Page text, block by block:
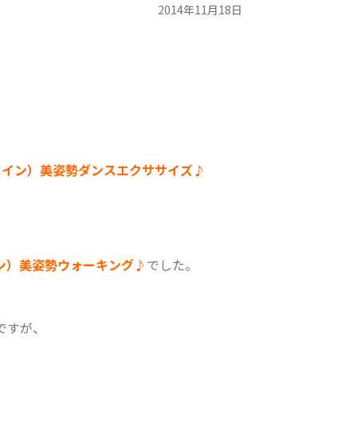
2014年11月18日
ン）美姿勢ダンスエクササイズ♪
美姿勢ウォーキング♪ でした。
が、